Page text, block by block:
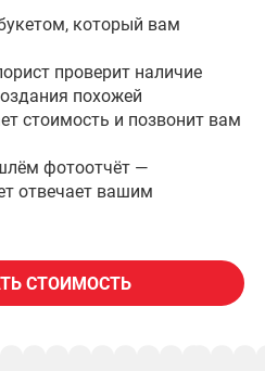
который вам
проверит наличие
похожей
стоимость и позвонит вам
фотоотчёт —
отвечает вашим
СТОИМОСТЬ